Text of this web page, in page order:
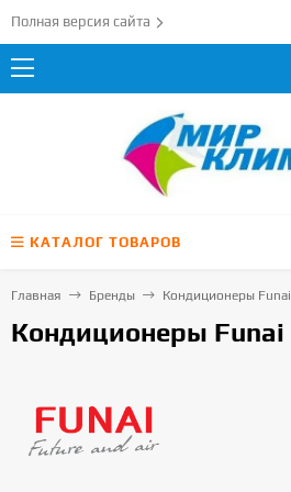
Полная версия сайта
КАТАЛОГ ТОВАРОВ
Главная Бренды Кондиционеры Funai
Кондиционеры Funai